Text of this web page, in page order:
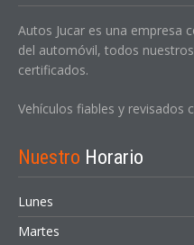
Autos Jucar es una empresa
del automóvil, todos
certificados.
Vehículos fiables y revisados
Nuestro Horario
Lunes
Martes